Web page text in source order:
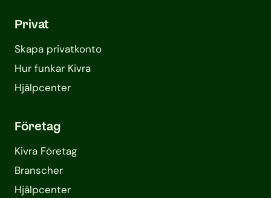
Privat
Skapa privatkonto
Hur funkar Kivra
Hjälpcenter
Företag
Kivra Företag
Branscher
Hjälpcenter